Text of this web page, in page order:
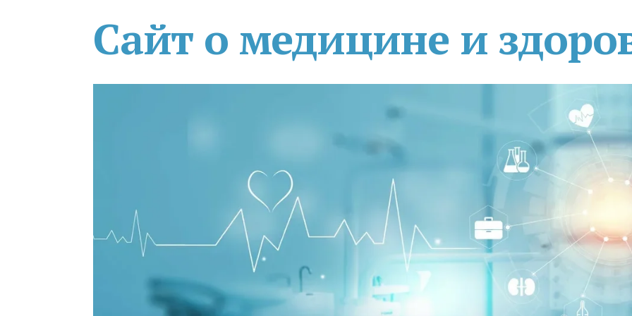
Сайт о медицине и